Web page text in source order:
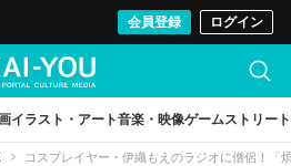
会員登録 ログイン
イラスト・アート音楽・映像ゲームストリート
コスプレイヤー・伊織もえのラジオに僧侶！「